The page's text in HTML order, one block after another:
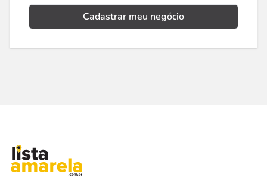
Cadastrar meu negócio